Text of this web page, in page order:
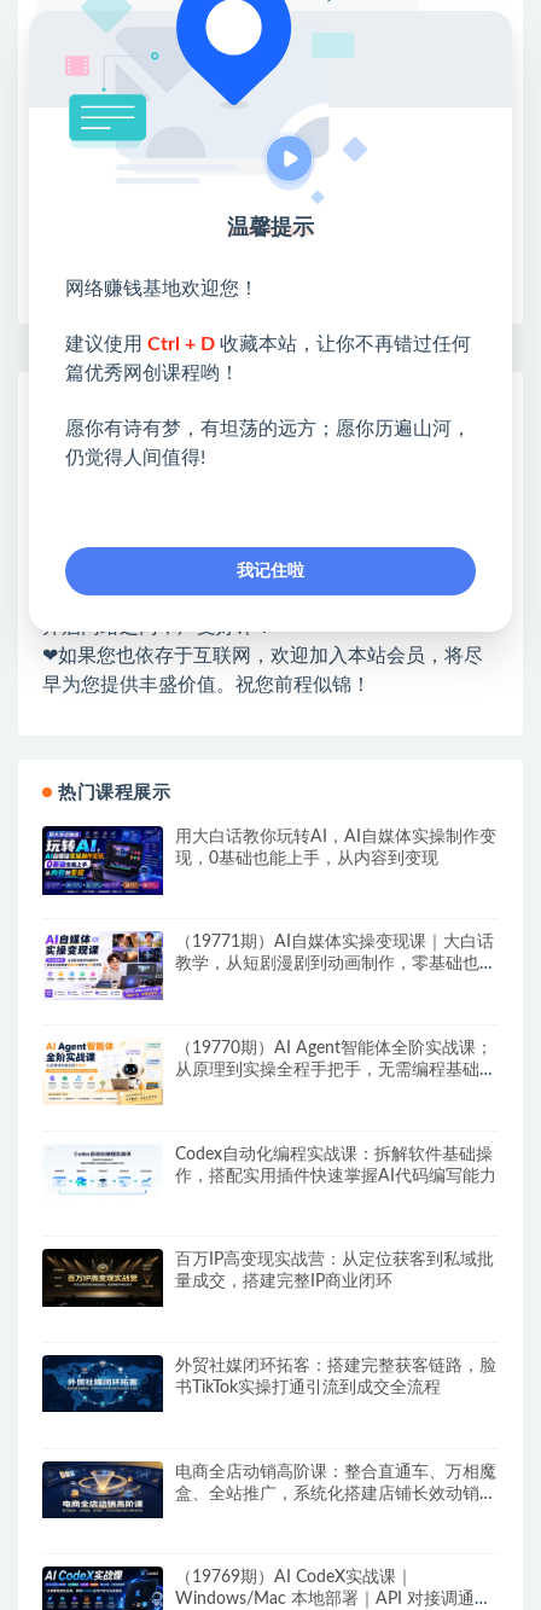
①：点击右上角【 】三个点
②：选择【在浏览器打开】
③：点击右上方【登录】领取
限时活动：注册新用户赠送VIP
站长微信：无
各种项目 + 提升网创认知。
❤本站为众多团队提供了重要价值，也为众多创业者
开启网络之门，广受好评！
❤如果您也依存于互联网，欢迎加入本站会员，将尽
早为您提供丰盛价值。祝您前程似锦！
热门课程展示
用大白话教你玩转AI，AI自媒体实操制作变
现，0基础也能上手，从内容到变现
（19771期）AI自媒体实操变现课｜大白话
教学，从短剧漫剧到动画制作，零基础也能
（19770期）AI Agent智能体全阶实战课；
从原理到实操全程手把手，无需编程基础也
Codex自动化编程实战课：拆解软件基础操
作，搭配实用插件快速掌握AI代码编写能力
百万IP高变现实战营：从定位获客到私域批
量成交，搭建完整IP商业闭环
外贸社媒闭环拓客：搭建完整获客链路，脸
书TikTok实操打通引流到成交全流程
电商全店动销高阶课：整合直通车、万相魔
盒、全站推广，系统化搭建店铺长效动销方
（19769期）AI CodeX实战课｜
Windows/Mac 本地部署｜API 对接调通｜
温馨提示
网络赚钱基地欢迎您！
建议使用 Ctrl + D 收藏本站，让你不再错过任何
篇优秀网创课程哟！
愿你有诗有梦，有坦荡的远方；愿你历遍山河，
仍觉得人间值得!
我记住啦